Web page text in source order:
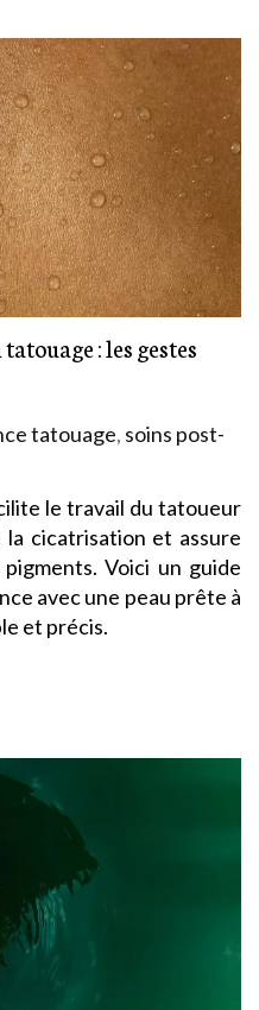
: les gestes
tatouage, soins post-
le travail du tatoueur
cicatrisation et assure
Voici un guide
avec une peau prête à
et précis.